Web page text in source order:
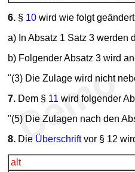
6. § 10 wird wie folgt
a) In Absatz 1 Satz 3 werden
b) Folgender Absatz 3 wird
"(3) Die Zulage wird nicht
7. Dem § 11 wird folgender
"(5) Die Zulagen nach den
8. Die Überschriftvor § 12
alt